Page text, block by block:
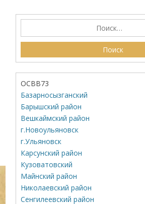
ОСВВ73
Базарносызганский
Барышский район
Вешкаймский район
г.Новоульяновск
г.Ульяновск
Карсунский район
Кузоватовский
Майнский район
Николаевский район
Сенгилеевский район